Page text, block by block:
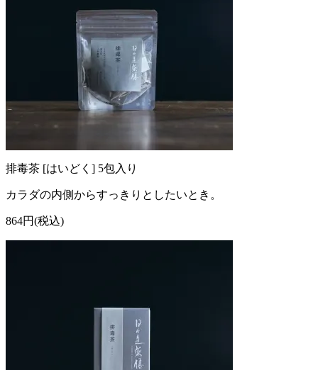
排毒茶 [はいどく] 5包入り
カラダの内側からすっきりとしたいとき。
864円(税込)